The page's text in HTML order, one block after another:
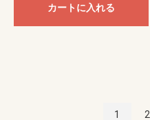
カートに入れる
1 2